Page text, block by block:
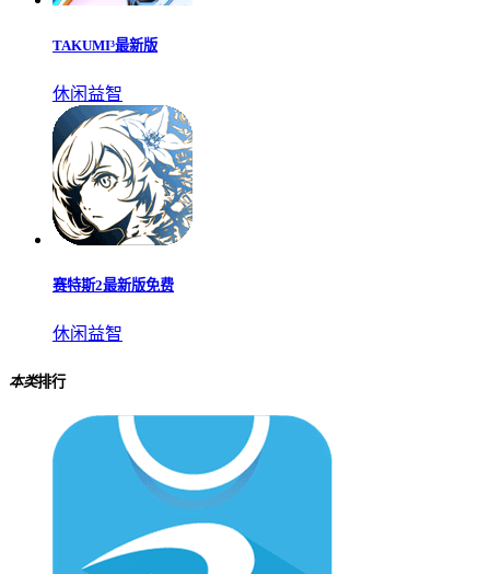
TAKUMI³最新版
休闲益智
赛特斯2最新版免费
休闲益智
本类排行